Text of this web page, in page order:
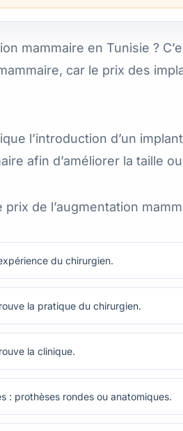
mammaire en Tunisie ?
car le prix des
l’introduction d’un
afin d’améliorer la taille
de l’augmentation
du chirurgien.
la pratique du chirurgien.
la clinique.
: prothèses rondes ou anatomiques.